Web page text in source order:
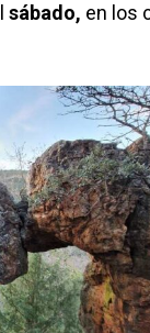
sábado, en los